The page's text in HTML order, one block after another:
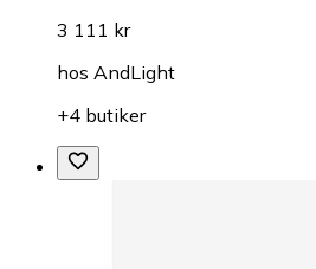
3 111 kr
hos AndLight
+4 butiker